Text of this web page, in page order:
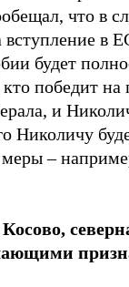
что в
вступление в
будет
победит на
и
Николичу
–